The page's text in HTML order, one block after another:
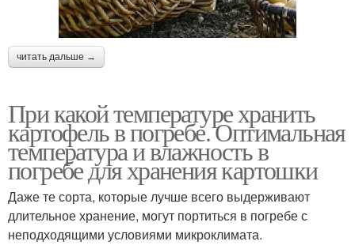
читать дальше →
При какой температуре хранить
картофель в погребе. Оптимальная
температура и влажность в
погребе для хранения картошки
Даже те сорта, которые лучше всего выдерживают
длительное хранение, могут портиться в погребе с
неподходящими условиями микроклимата.